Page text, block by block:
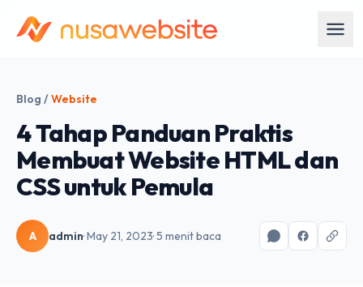
Blog /Website
4 Tahap Panduan Praktis
Membuat Website HTML dan
CSS untuk Pemula
A admin· May 21, 2023· 5 menit baca